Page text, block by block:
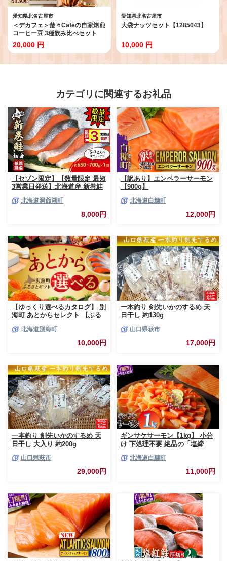
愛知県北名古屋市
＜デカフェ＞楚々Cafeの自家焙煎
コーヒー豆 3種飲み比べセット
(豆)【1367908】
20,000 円
愛知県北名古屋市
大袋ナッツセット【1285043】
10,000 円
カテゴリに関連するお礼品
【セゾン限定】【数量限定 最短
3営業日発送】北海道産 新巻鮭
700g/5～7切入) 最短配送 北海
道 秋鮭 小分け 鮭 さけ しゃけ
シャケ 中塩 海鮮 冷凍 お弁当
モン サケ
北海道洞爺湖町
8,000円
【訳あり】エンペラーサーモン
【900g】
北海道白糠町
12,000円
【ゆっくり選べるカタログ】 別
海町 あとからセレクト 【ふる
とから選べる！ ギフト いくら
ほたて 海鮮 牛肉 ケーキ アイス
【BY0000010】（ 後から選べ
カタログギフト あとからカタロ
グ あとからカタログポイント
あとからカタログギフト ふるさ
と納税 ）
北海道別海町
10,000円
一本釣り 剣先いかのするめ 天
日干し 約130g
山口県萩市
17,000円
一本釣り 剣先いかのするめ 天
日干し 大入り 約200g
山口県萩市
29,000円
ギンサケサーモン【1kg】 小分
け 下処理不要 絶品の「塩締
サーモン 鮭 魚 銀鮭 刺身 生食
用 さけ サケ ふるさと ランキン
グ 人気 魚介類 魚介 北海道 白
北海道白糠町
11,000円